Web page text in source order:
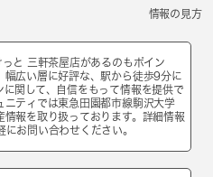
情報の見方
と 三軒茶屋店があるのもポイン
幅広い層に好評な、駅から徒歩9分に
関して、自信をもって情報を提供で
ティでは東急田園都市線駒沢大学
報を取り扱っております。詳細情報
お問い合わせください。